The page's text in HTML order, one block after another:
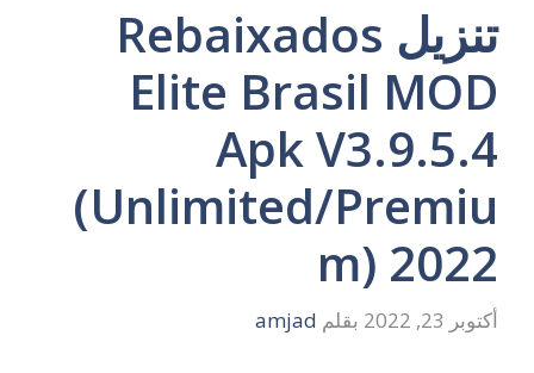
تنزيل Rebaixados
Elite Brasil MOD
Apk V3.9.5.4
(Unlimited/Premiu
m) 2022
أكتوبر 23, 2022 بقلم amjad